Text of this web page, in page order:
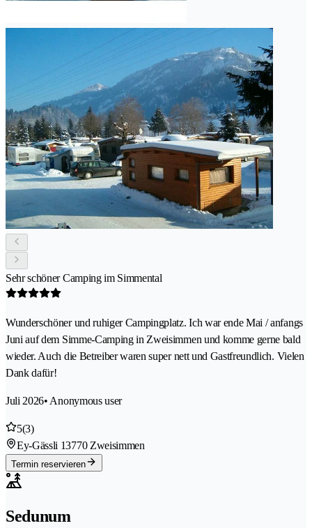
Sehr schöner Camping im Simmental
Wunderschöner und ruhiger Campingplatz. Ich war ende Mai / anfangs
Juni auf dem Simme-Camping in Zweisimmen und komme gerne bald
wieder. Auch die Betreiber waren super nett und Gastfreundlich. Vielen
Dank dafür!
Juli 2026• Anonymous user
5(3)
Ey-Gässli 13770 Zweisimmen
Termin reservieren
Sedunum